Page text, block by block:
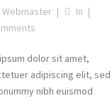
Webmaster
In
dolor sit amet,
adipiscing elit, sed
nibh euismod